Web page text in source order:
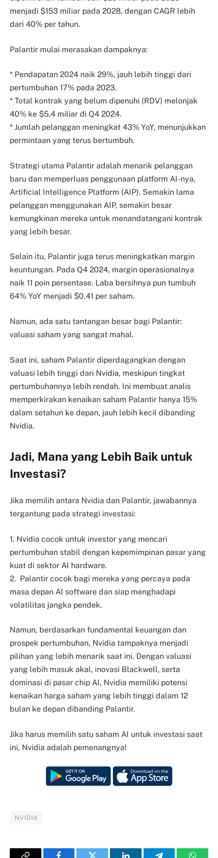
menjadi $153 miliar pada 2028, dengan CAGR lebih
dari 40% per tahun.
Palantir mulai merasakan dampaknya:
* Pendapatan 2024 naik 29%, jauh lebih tinggi dari
pertumbuhan 17% pada 2023.
* Total kontrak yang belum dipenuhi (RDV) melonjak
40% ke $5,4 miliar di Q4 2024.
* Jumlah pelanggan meningkat 43% YoY, menunjukkan
permintaan yang terus bertumbuh.
Strategi utama Palantir adalah menarik pelanggan
baru dan memperluas penggunaan platform AI-nya,
Artificial Intelligence Platform (AIP). Semakin lama
pelanggan menggunakan AIP, semakin besar
kemungkinan mereka untuk menandatangani kontrak
yang lebih besar.
Selain itu, Palantir juga terus meningkatkan margin
keuntungan. Pada Q4 2024, margin operasionalnya
naik 11 poin persentase. Laba bersihnya pun tumbuh
64% YoY menjadi $0.41 per saham.
Namun, ada satu tantangan besar bagi Palantir:
valuasi saham yang sangat mahal.
Saat ini, saham Palantir diperdagangkan dengan
valuasi lebih tinggi dari Nvidia, meskipun tingkat
pertumbuhannya lebih rendah. Ini membuat analis
memperkirakan kenaikan saham Palantir hanya 15%
dalam setahun ke depan, jauh lebih kecil dibanding
Nvidia.
Jadi, Mana yang Lebih Baik untuk
Investasi?
Jika memilih antara Nvidia dan Palantir, jawabannya
tergantung pada strategi investasi:
1. Nvidia cocok untuk investor yang mencari
pertumbuhan stabil dengan kepemimpinan pasar yang
kuat di sektor AI hardware.
2. Palantir cocok bagi mereka yang percaya pada
masa depan AI software dan siap menghadapi
volatilitas jangka pendek.
Namun, berdasarkan fundamental keuangan dan
prospek pertumbuhan, Nvidia tampaknya menjadi
pilihan yang lebih menarik saat ini. Dengan valuasi
yang lebih masuk akal, inovasi Blackwell, serta
dominasi di pasar chip AI, Nvidia memiliki potensi
kenaikan harga saham yang lebih tinggi dalam 12
bulan ke depan dibanding Palantir.
Jika harus memilih satu saham AI untuk investasi saat
ini, Nvidia adalah pemenangnya!
NVIDIA